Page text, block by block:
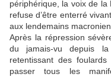
périphérique, la voix de
refuse d’être enterré
aux lendemains
Après la répression
du jamais-vu depuis
retentissant des
passer tous les